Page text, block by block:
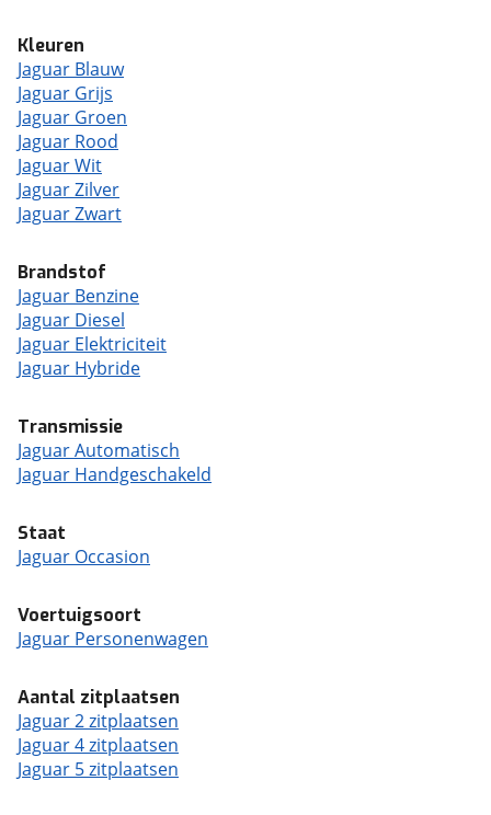
Kleuren
Jaguar Blauw
Jaguar Grijs
Jaguar Groen
Jaguar Rood
Jaguar Wit
Jaguar Zilver
Jaguar Zwart
Brandstof
Jaguar Benzine
Jaguar Diesel
Jaguar Elektriciteit
Jaguar Hybride
Transmissie
Jaguar Automatisch
Jaguar Handgeschakeld
Staat
Jaguar Occasion
Voertuigsoort
Jaguar Personenwagen
Aantal zitplaatsen
Jaguar 2 zitplaatsen
Jaguar 4 zitplaatsen
Jaguar 5 zitplaatsen